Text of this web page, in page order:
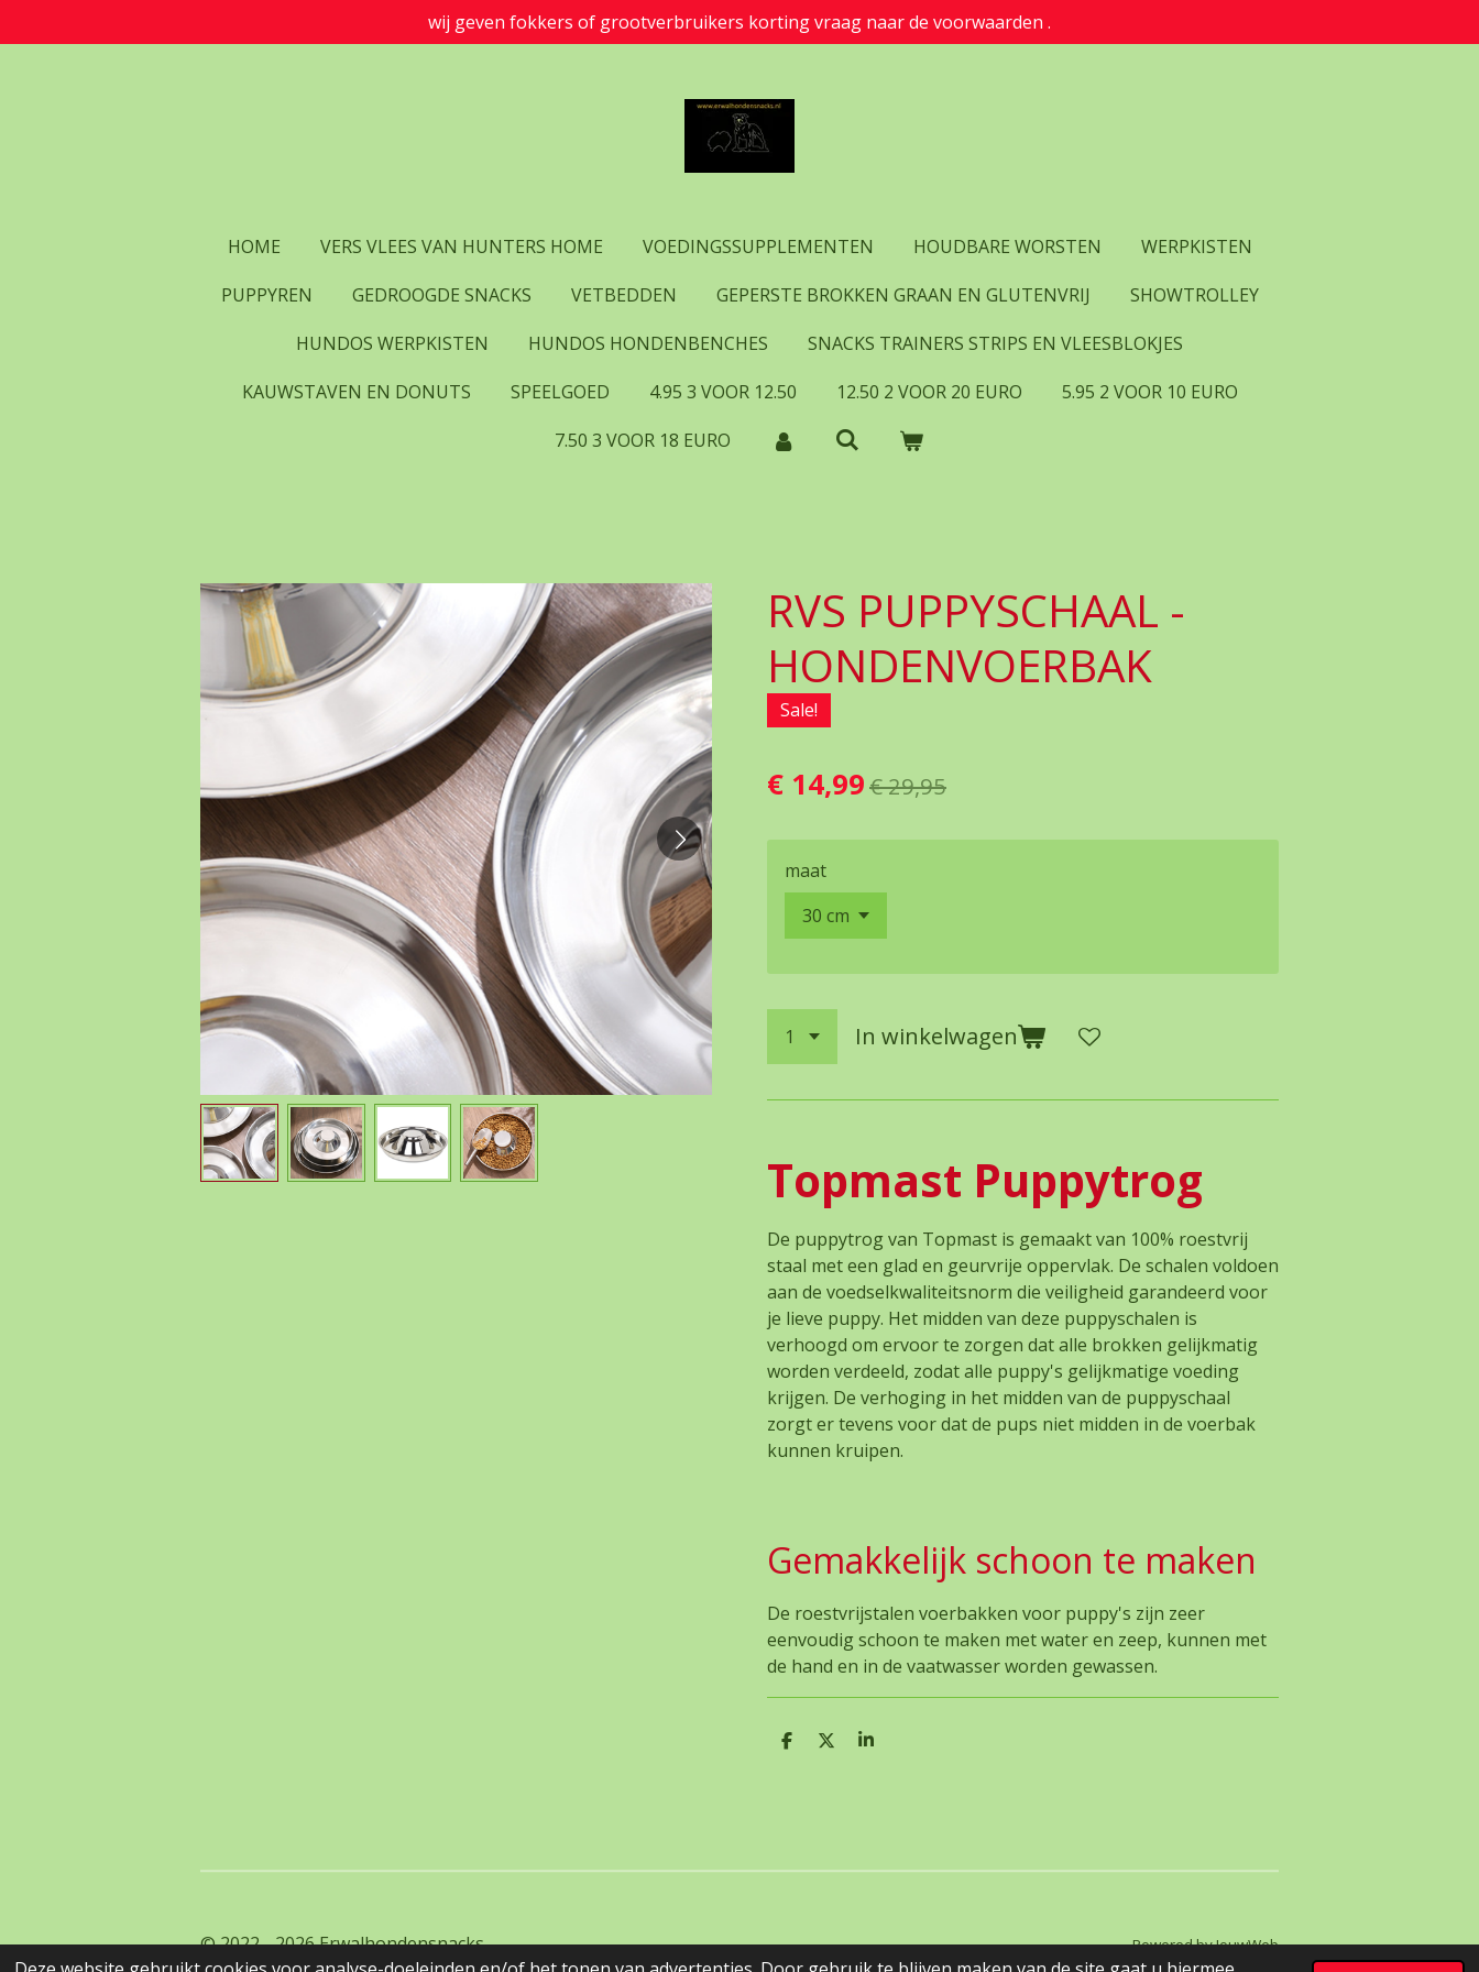
direct
wij geven fokkers of grootverbruikers korting vraag naar de voorwaarden .
HOME VERS VLEES VAN HUNTERS HOME VOEDINGSSUPPLEMENTEN HOUDBARE WORSTEN
WERPKISTEN
PUPPYREN
GEDROOGDE SNACKS VETBEDDEN GEPERSTE BROKKEN GRAAN EN GLUTENVRIJ
SHOWTROLLEY
HUNDOS WERPKISTEN
HUNDOS HONDENBENCHES
SNACKS TRAINERS STRIPS EN VLEESBLOKJES
KAUWSTAVEN EN DONUTS
SPEELGOED 4.95 3 VOOR 12.50 12.50 2 VOOR 20 EURO
5.95 2 VOOR 10 EURO
7.50 3 VOOR 18 EURO
RVS PUPPYSCHAAL -
HONDENVOERBAK
Sale!
€ 14,99€ 29,95
maat
In winkelwagen
Topmast Puppytrog
De puppytrog van Topmast is gemaakt van 100% roestvrij
staal met een glad en geurvrije oppervlak. De schalen voldoen
aan de voedselkwaliteitsnorm die veiligheid garandeerd voor
je lieve puppy. Het midden van deze puppyschalen is
verhoogd om ervoor te zorgen dat alle brokken gelijkmatig
worden verdeeld, zodat alle puppy's gelijkmatige voeding
krijgen. De verhoging in het midden van de puppyschaal
zorgt er tevens voor dat de pups niet midden in de voerbak
kunnen kruipen.
Gemakkelijk schoon te maken
De roestvrijstalen voerbakken voor puppy's zijn zeer
eenvoudig schoon te maken met water en zeep, kunnen met
de hand en in de vaatwasser worden gewassen.
D
D
S
© 2022 - 2026 Erwalhondensnacks Powered byJouwWeb